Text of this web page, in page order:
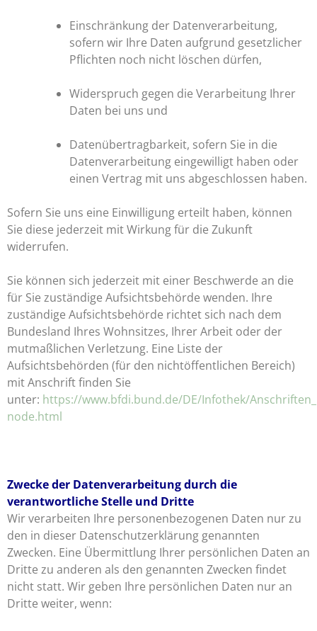
Einschränkung der Datenverarbeitung,
sofern wir Ihre Daten aufgrund gesetzlicher
Pflichten noch nicht löschen dürfen,
Widerspruch gegen die Verarbeitung Ihrer
Daten bei uns und
Datenübertragbarkeit, sofern Sie in die
Datenverarbeitung eingewilligt haben oder
einen Vertrag mit uns abgeschlossen haben.
Sofern Sie uns eine Einwilligung erteilt haben, können
Sie diese jederzeit mit Wirkung für die Zukunft
widerrufen.
Sie können sich jederzeit mit einer Beschwerde an die
für Sie zuständige Aufsichtsbehörde wenden. Ihre
zuständige Aufsichtsbehörde richtet sich nach dem
Bundesland Ihres Wohnsitzes, Ihrer Arbeit oder der
mutmaßlichen Verletzung. Eine Liste der
Aufsichtsbehörden (für den nichtöffentlichen Bereich)
mit Anschrift finden Sie
unter: https://www.bfdi.bund.de/DE/Infothek/
node.html
Zwecke der Datenverarbeitung durch die
verantwortliche Stelle und Dritte
Wir verarbeiten Ihre personenbezogenen Daten nur zu
den in dieser Datenschutzerklärung genannten
Zwecken. Eine Übermittlung Ihrer persönlichen Daten an
Dritte zu anderen als den genannten Zwecken findet
nicht statt. Wir geben Ihre persönlichen Daten nur an
Dritte weiter, wenn: